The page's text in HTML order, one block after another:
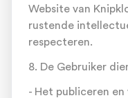
Website van
rustende
respecteren.
8. De Gebruiker
- Het publiceren en